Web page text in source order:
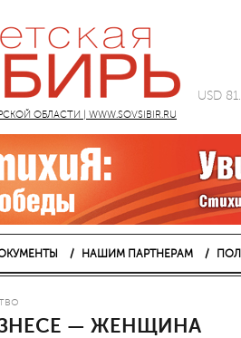
ОБЛАСТИ | WWW.SOVSIBIR.RU
USD
НАШИМ ПАРТНЕРАМ
— ЖЕНЩИНА